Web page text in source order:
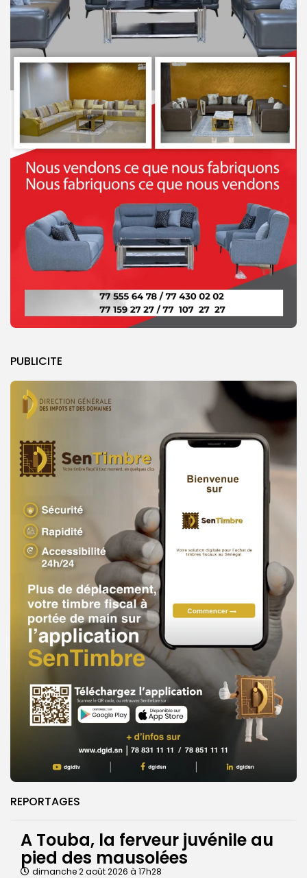
PUBLICITE
REPORTAGES
A Touba, la ferveur juvénile au
pied des mausolées
dimanche 2 août 2026 à 17h28